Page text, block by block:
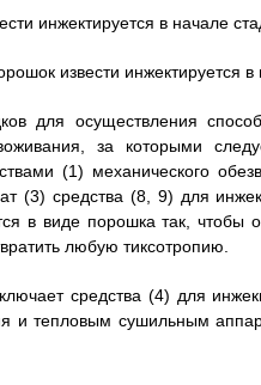
инжектируется в начале
извести инжектируется в
для осуществления
за которыми
(1) механического
(3) средства (8, 9) для
в виде порошка так, чтобы
любую тиксотропию.
средства (4) для
и тепловым сушильным